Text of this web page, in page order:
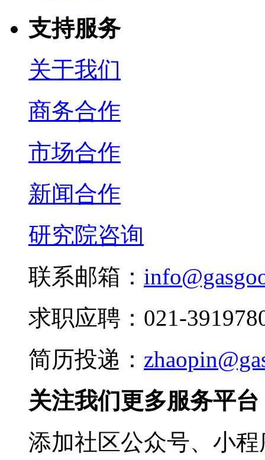
支持服务
关于我们
商务合作
市场合作
新闻合作
研究院咨询
联系邮箱：
求职应聘：021-
简历投递：
关注我们更多服务平台
添加社区公众号、小